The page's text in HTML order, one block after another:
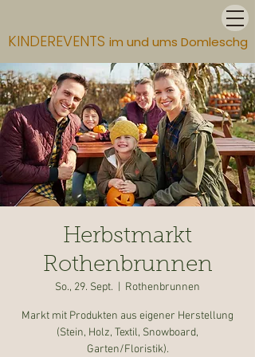
KINDEREVENTS im und ums Domleschg
Herbstmarkt
Rothenbrunnen
So., 29. Sept. Rothenbrunnen
Markt mit Produkten aus eigener Herstellung
(Stein, Holz, Textil, Snowboard,
Garten/Floristik).